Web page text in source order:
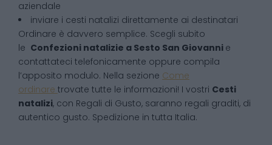
aziendale
inviare i cesti natalizi direttamente ai destinatari
Ordinare è davvero semplice. Scegli subito
le Confezioni natalizie a Sesto San Giovanni e
contattateci telefonicamente oppure compila
l’apposito modulo. Nella sezione Come
ordinare trovate tutte le informazioni! I vostri Cesti
natalizi, con Regali di Gusto, saranno regali graditi, di
autentico gusto. Spedizione in tutta Italia.